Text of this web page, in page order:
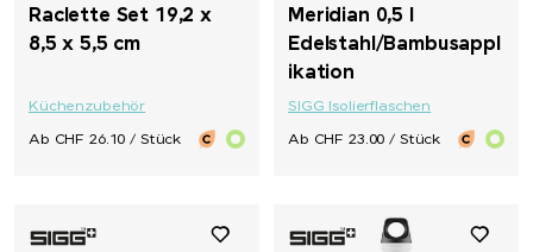
Raclette Set 19,2 x
8,5 x 5,5 cm
Küchenzubehör
Ab CHF 26.10 / Stück
Meridian 0,5 l
Edelstahl/Bambusappl
ikation
SIGG Isolierflaschen
Ab CHF 23.00 / Stück